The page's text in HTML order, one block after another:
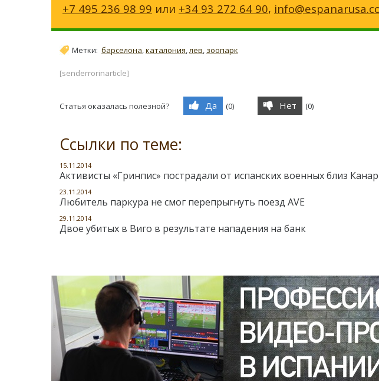
+7 495 236 98 99 или +34 93 272 64 90,
Метки: барселона каталония лев зоопарк
[senderrorinarticle]
Статья оказалась полезной? Да (0) Нет (0)
Ссылки по теме:
15.11.2014
Активисты «Гринпис» пострадали от испанских военных близ Канар
23.11.2014
Любитель паркура не смог перепрыгнуть поезд AVE
29.11.2014
Двое убитых в Виго в результате нападения на банк